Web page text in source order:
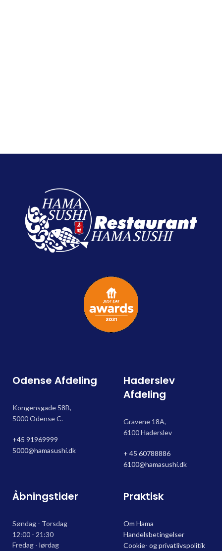
Odense Afdeling
Kongensgade 58B,
5000 Odense C.
+45 91969999
5000@hamasushi.dk
Haderslev
Afdeling
Gravene 18A,
6100 Haderslev
+ 45 60788886
6100@hamasushi.dk
Åbningstider
Søndag - Torsdag
12:00 - 21:30
Fredag - lørdag
Praktisk
Om Hama
Handelsbetingelser
Cookie- og privatlivspolitik